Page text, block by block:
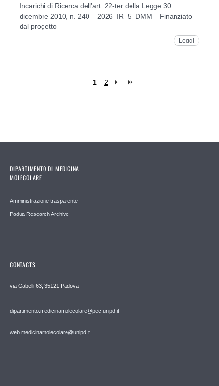
Incarichi di Ricerca dell’art. 22-ter della Legge 30
dicembre 2010, n. 240 – 2026_IR_5_DMM – Finanziato
dal progetto
Leggi
1 2
DIPARTIMENTO DI MEDICINA
MOLECOLARE
Amministrazione trasparente
Padua Research Archive
CONTACTS
via Gabelli 63, 35121 Padova
dipartimento.medicinamolecolare@pec.unipd.it
web.medicinamolecolare@unipd.it